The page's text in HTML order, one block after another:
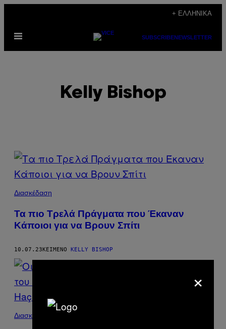
περιεχόμενο
+ ΕΛΛΗΝΙΚΆ
Ανοίξτε
μενού
SUBSCRIBENEWSLETTER
Kelly Bishop
POSTS
BY
THIS
AUTHOR
Διασκέδαση
Τα πιο Τρελά Πράγματα που Έκαναν
Κάποιοι για να Βρουν Σπίτι
10.07.23ΚΕΊΜΕΝΟ KELLY BISHOP
Διασκέδαση
×